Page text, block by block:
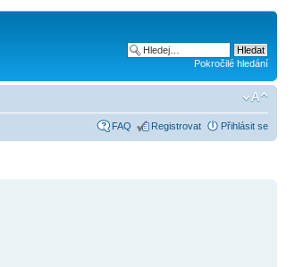
Pokročilé hledání
FAQ Registrovat Přihlásit se